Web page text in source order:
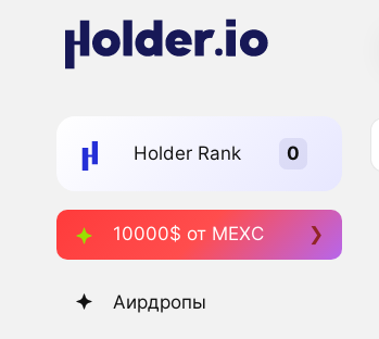
Holder Rank
10000$ от MEXC
Аирдропы